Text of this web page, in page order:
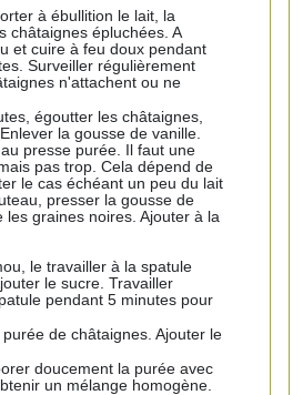
à ébullition le lait, la
châtaignes épluchées. A
et cuire à feu doux pendant
Surveiller régulièrement
n'attachent ou ne
égoutter les châtaignes,
la gousse de vanille.
presse purée. Il faut une
pas trop. Cela dépend de
le cas échéant un peu du lait
presser la gousse de
graines noires. Ajouter à la
le travailler à la spatule
le sucre. Travailler
pendant 5 minutes pour
de châtaignes. Ajouter le
doucement la purée avec
un mélange homogène.